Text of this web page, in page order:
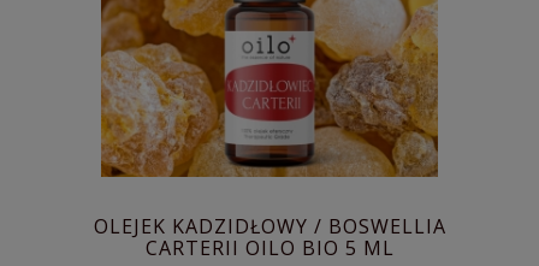
OLEJEK KADZIDŁOWY / BOSWELLIA
CARTERII OILO BIO 5 ML